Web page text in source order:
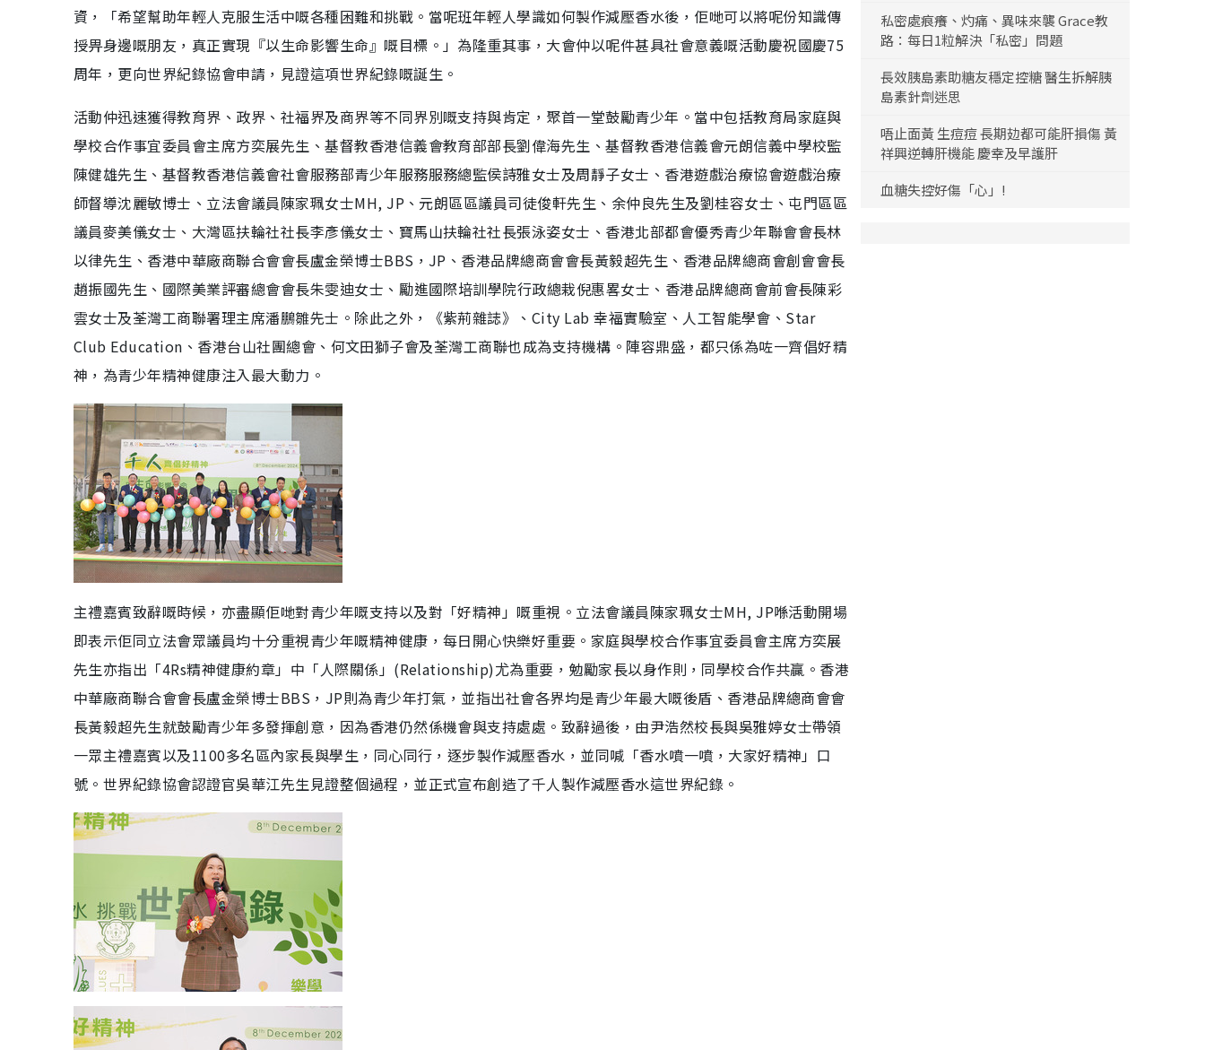
資，「希望幫助年輕人克服生活中嘅各種困難和挑戰。當呢班年輕人學識如何製作減壓香水後，佢哋可以將呢份知識傳
授畀身邊嘅朋友，真正實現『以生命影響生命』嘅目標。」為隆重其事，大會仲以呢件甚具社會意義嘅活動慶祝國慶75
周年，更向世界紀錄協會申請，見證這項世界紀錄嘅誕生。
活動仲迅速獲得教育界、政界、社福界及商界等不同界別嘅支持與肯定，聚首一堂鼓勵青少年。當中包括教育局家庭與
學校合作事宜委員會主席方奕展先生、基督教香港信義會教育部部長劉偉海先生、基督教香港信義會元朗信義中學校監
陳健雄先生、基督教香港信義會社會服務部青少年服務服務總監侯詩雅女士及周靜子女士、香港遊戲治療協會遊戲治療
師督導沈麗敏博士、立法會議員陳家珮女士MH, JP、元朗區區議員司徒俊軒先生、余仲良先生及劉桂容女士、屯門區區
議員麥美儀女士、大灣區扶輪社社長李彥儀女士、寶馬山扶輪社社長張泳姿女士、香港北部都會優秀青少年聯會會長林
以律先生、香港中華廠商聯合會會長盧金榮博士BBS，JP、香港品牌總商會會長黃毅超先生、香港品牌總商會創會會長
趙振國先生、國際美業評審總會會長朱雯迪女士、⁠勵進國際培訓學院行政總栽倪惠畧女士、香港品牌總商會前會長陳彩
雲女士及荃灣工商聯署理主席潘鵬雛先士。除此之外，《紫荊雜誌》、City Lab 幸福實驗室、人工智能學會、Star
Club Education、香港台山社團總會、何文田獅子會及荃灣工商聯也成為支持機構。陣容鼎盛，都只係為咗一齊倡好精
神，為青少年精神健康注入最大動力。
主禮嘉賓致辭嘅時候，亦盡顯佢哋對青少年嘅支持以及對「好精神」嘅重視。立法會議員陳家珮女士MH, JP喺活動開場
即表示佢同立法會眾議員均十分重視青少年嘅精神健康，每日開心快樂好重要。家庭與學校合作事宜委員會主席方奕展
先生亦指出「4Rs精神健康約章」中「人際關係」(Relationship)尤為重要，勉勵家長以身作則，同學校合作共贏。香港
中華廠商聯合會會長盧金榮博士BBS，JP則為青少年打氣，並指出社會各界均是青少年最大嘅後盾、香港品牌總商會會
長黃毅超先生就鼓勵青少年多發揮創意，因為香港仍然係機會與支持處處。致辭過後，由尹浩然校長與吳雅婷女士帶領
一眾主禮嘉賓以及1100多名區內家長與學生，同心同行，逐步製作減壓香水，並同喊「香水噴一噴，大家好精神」口
號。世界紀錄協會認證官吳華江先生見證整個過程，並正式宣布創造了千人製作減壓香水這世界紀錄。
私密處痕癢、灼痛、異味來襲 Grace教
路：每日1粒解決「私密」問題
長效胰島素助糖友穩定控糖 醫生拆解胰
島素針劑迷思
唔止面黃 生痘痘 長期攰都可能肝損傷 黃
祥興逆轉肝機能 慶幸及早護肝
血糖失控好傷「心」!